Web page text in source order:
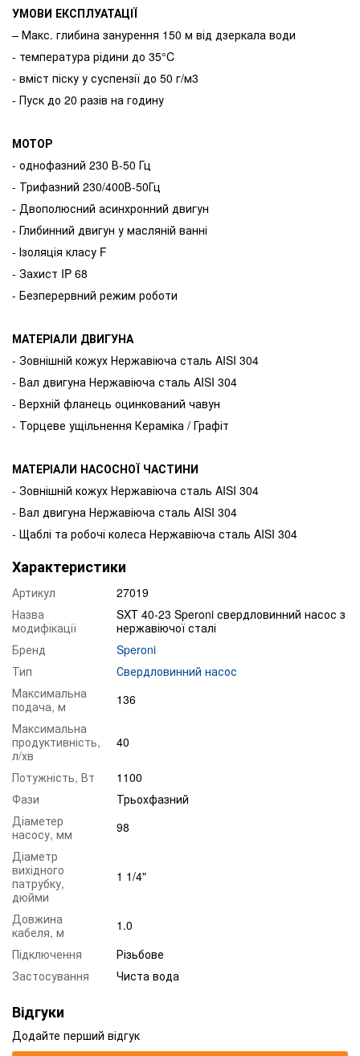
УМОВИ ЕКСПЛУАТАЦІЇ
– Макс. глибина занурення 150 м від дзеркала води
- температура рідини до 35°C
- вміст піску у суспензії до 50 г/м3
- Пуск до 20 разів на годину
МОТОР
- однофазний 230 В-50 Гц
- Трифазний 230/400В-50Гц
- Двополюсний асинхронний двигун
- Глибинний двигун у масляній ванні
- Ізоляція класу F
- Захист IP 68
- Безперервний режим роботи
МАТЕРІАЛИ ДВИГУНА
- Зовнішній кожух Нержавіюча сталь AISI 304
- Вал двигуна Нержавіюча сталь AISI 304
- Верхній фланець оцинкований чавун
- Торцеве ущільнення Кераміка / Графіт
МАТЕРІАЛИ НАСОСНОЇ ЧАСТИНИ
- Зовнішній кожух Нержавіюча сталь AISI 304
- Вал двигуна Нержавіюча сталь AISI 304
- Щаблі та робочі колеса Нержавіюча сталь AISI 304
Характеристики
Артикул
27019
Назва
модифікації
SXT 40-23 Speroni свердловинний насос з
нержавіючої сталі
Бренд
Speroni
Тип
Свердловинний насос
Максимальна
подача, м
136
Максимальна
продуктивність,
л/хв
40
Потужність, Вт
1100
Фази
Трьохфазний
Діаметер
насосу, мм
98
Діаметр
вихідного
патрубку,
дюйми
1 1/4"
Довжина
кабеля, м
1.0
Підключення
Різьбове
Застосування
Чиста вода
Відгуки
Додайте перший відгук